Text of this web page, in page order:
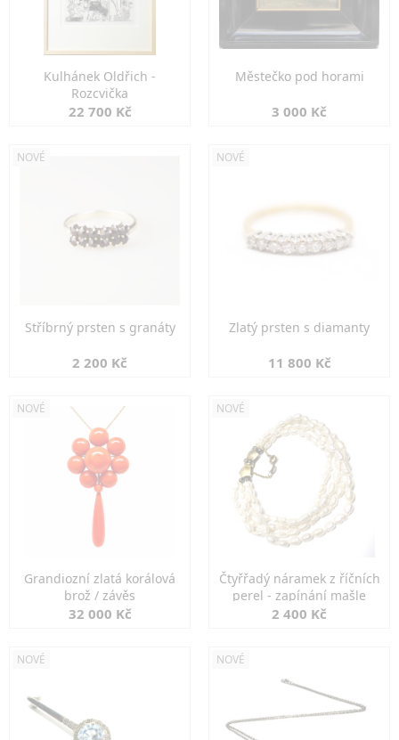
Kulhánek Oldřich -
Rozcvička
22 700 Kč
Městečko pod horami
3 000 Kč
NOVÉ
Stříbrný prsten s granáty
2 200 Kč
NOVÉ
Zlatý prsten s diamanty
11 800 Kč
NOVÉ
Grandiozní zlatá korálová
brož / závěs
32 000 Kč
NOVÉ
Čtyřřadý náramek z říčních
perel - zapínání mašle
2 400 Kč
NOVÉ NOVÉ